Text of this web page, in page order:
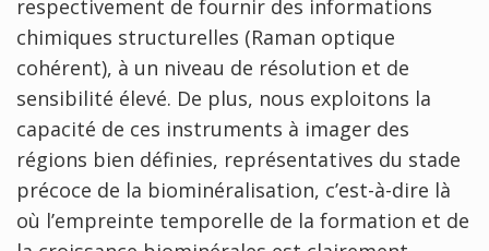
respectivement de fournir des informations
chimiques structurelles (Raman optique
cohérent), à un niveau de résolution et de
sensibilité élevé. De plus, nous exploitons la
capacité de ces instruments à imager des
régions bien définies, représentatives du stade
précoce de la biominéralisation, c’est-à-dire là
où l’empreinte temporelle de la formation et de